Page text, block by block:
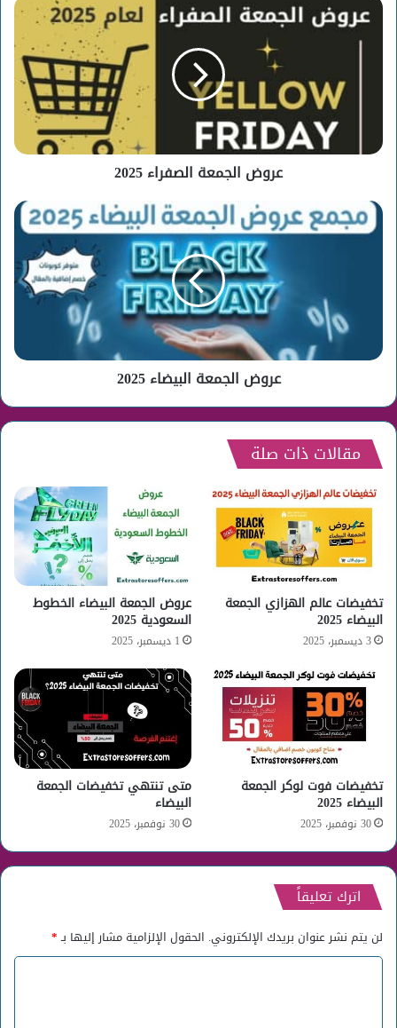
الجمعة
الصفراء
عروض الجمعة الصفراء 2025
عروض
الجمعة
عروض الجمعة البيضاء 2025
مقالات ذات صلة
تخفيضات عالم الهزازي الجمعة
البيضاء 2025
3 ديسمبر، 2025
عروض الجمعة البيضاء الخطوط
السعودية 2025
1 ديسمبر، 2025
تخفيضات فوت لوكر الجمعة
البيضاء 2025
30 نوفمبر، 2025
متى تنتهي تخفيضات الجمعة
البيضاء
30 نوفمبر، 2025
اترك تعليقاً
لن يتم نشر عنوان بريدك الإلكتروني. الحقول الإلزامية مشار إليها بـ*